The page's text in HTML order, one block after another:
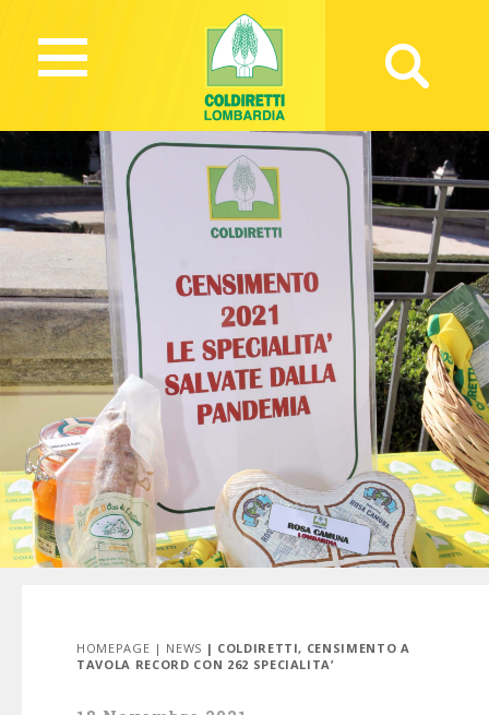
HOMEPAGE | NEWS | COLDIRETTI, CENSIMENTO A
TAVOLA RECORD CON 262 SPECIALITA’